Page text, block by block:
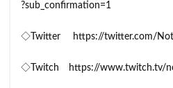
?sub_confirmation=1
◇Twitter https://twitter.com/
◇Twitch https://www.twitch.tv/